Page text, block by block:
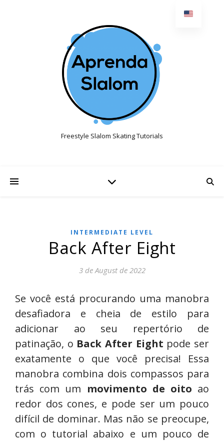
Freestyle Slalom Skating Tutorials
INTERMEDIATE LEVEL
Back After Eight
3 de August de 2022
Se você está procurando uma manobra
desafiadora e cheia de estilo para
adicionar ao seu repertório de
patinação, o Back After Eight pode ser
exatamente o que você precisa! Essa
manobra combina dois compassos para
trás com um movimento de oito ao
redor dos cones, e pode ser um pouco
difícil de dominar. Mas não se preocupe,
com o tutorial abaixo e um pouco de